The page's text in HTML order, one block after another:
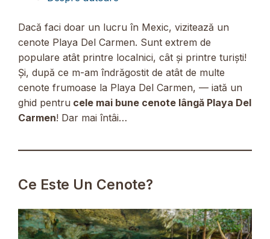
Dacă faci doar un lucru în Mexic, vizitează un
cenote Playa Del Carmen. Sunt extrem de
populare atât printre localnici, cât și printre turiști!
Și, după ce m-am îndrăgostit de atât de multe
cenote frumoase la Playa Del Carmen, — iată un
ghid pentru cele mai bune cenote lângă Playa Del
Carmen! Dar mai întâi…
Ce Este Un Cenote?